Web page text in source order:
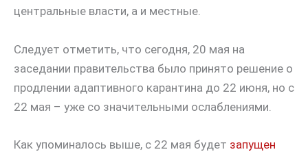
центральные власти, а и местные.
Следует отметить, что сегодня, 20 мая на
заседании правительства было принято решение о
продлении адаптивного карантина до 22 июня, но с
22 мая – уже со значительными ослаблениями.
Как упоминалось выше, с 22 мая будет запущен